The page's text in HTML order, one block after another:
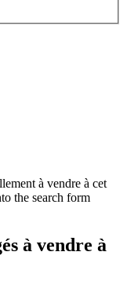
à vendre à cet
the search form
à vendre à